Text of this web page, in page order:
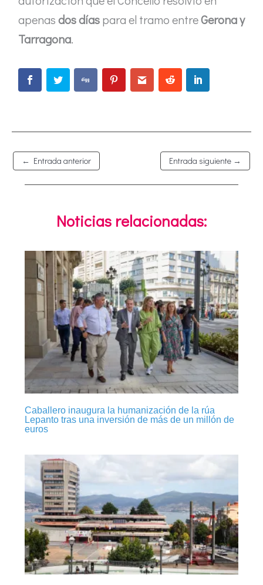
apenasdos díaspara el tramo entreGerona y
Tarragona.
← Entrada anterior Entrada siguiente →
Noticias relacionadas:
Caballero inaugura la humanización de la rúa
Lepanto tras una inversión de más de un millón de
euros